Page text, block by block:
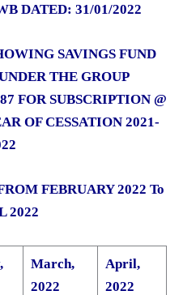
DATED: 31/01/2022
SAVINGS FUND
THE GROUP
FOR SUBSCRIPTION @
OF CESSATION 2021-
FEBRUARY 2022 To
2022
March,
2022
April,
2022